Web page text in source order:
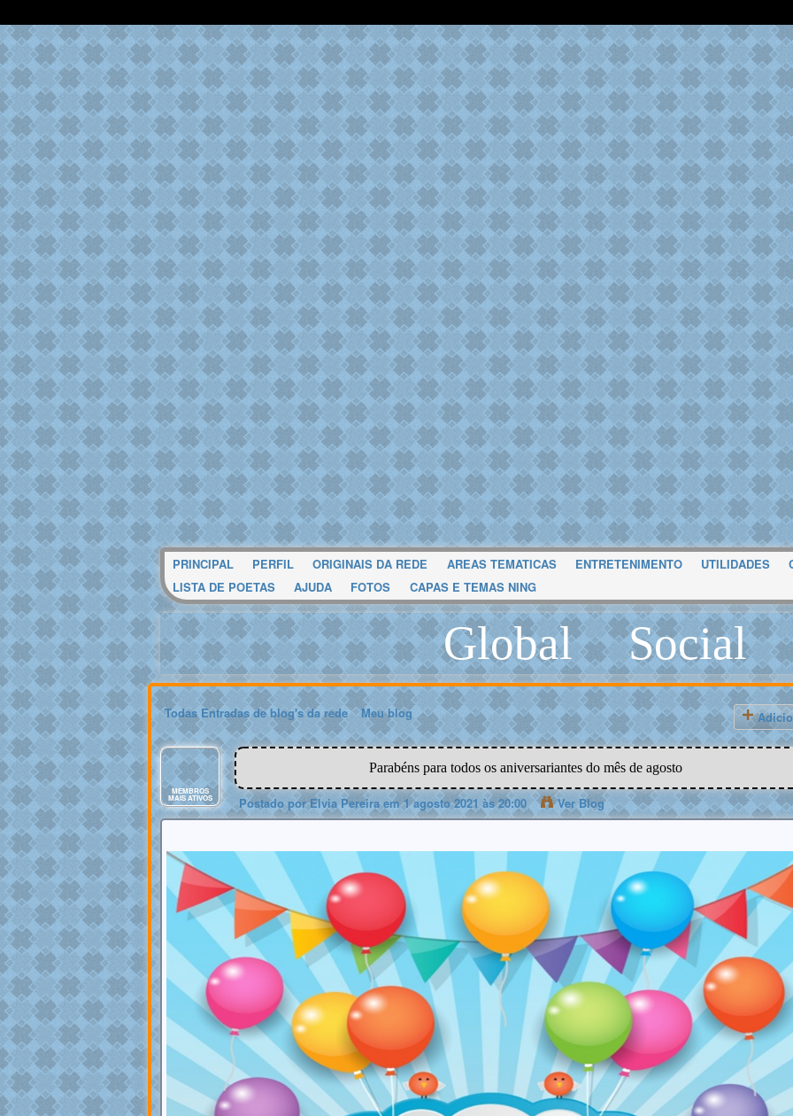
PRINCIPAL PERFIL ORIGINAIS DA REDE AREAS TEMATICAS ENTRETENIMENTO UTILIDADES
LISTA DE POETAS
AJUDA FOTOS CAPAS E TEMAS NING
Global Social
Todas Entradas de blog's da rede Meu blog
MEMBROS
MAIS ATIVOS
Parabéns para todos os aniversariantes do mês de agosto
Postado porElvia Pereiraem 1 agosto 2021 às 20:00 Ver Blog